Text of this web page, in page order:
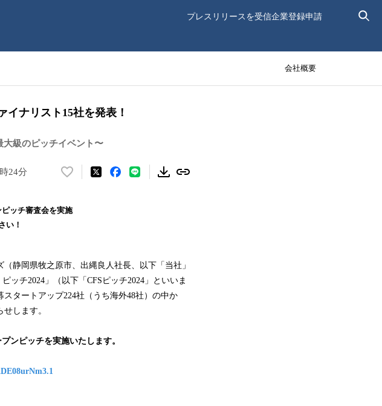
プレスリリースを受信企業登録申請
会社概要
イナリスト15社を発表！
級のピッチイベント〜
24分
い
！
み
込
み
ッチ審査会を実施
い！
静岡県牧之原市、出縄良人社長、以下「当社」
ッチ2024」（以下「CFSピッチ2024」といいま
タートアップ224社（うち海外48社）の中か
します。
ンピッチを実施いたします。